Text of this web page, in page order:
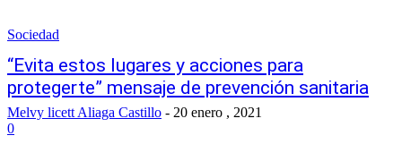
Sociedad
“Evita estos lugares y acciones para
protegerte” mensaje de prevención sanitaria
Melvy licett Aliaga Castillo - 20 enero , 2021
0